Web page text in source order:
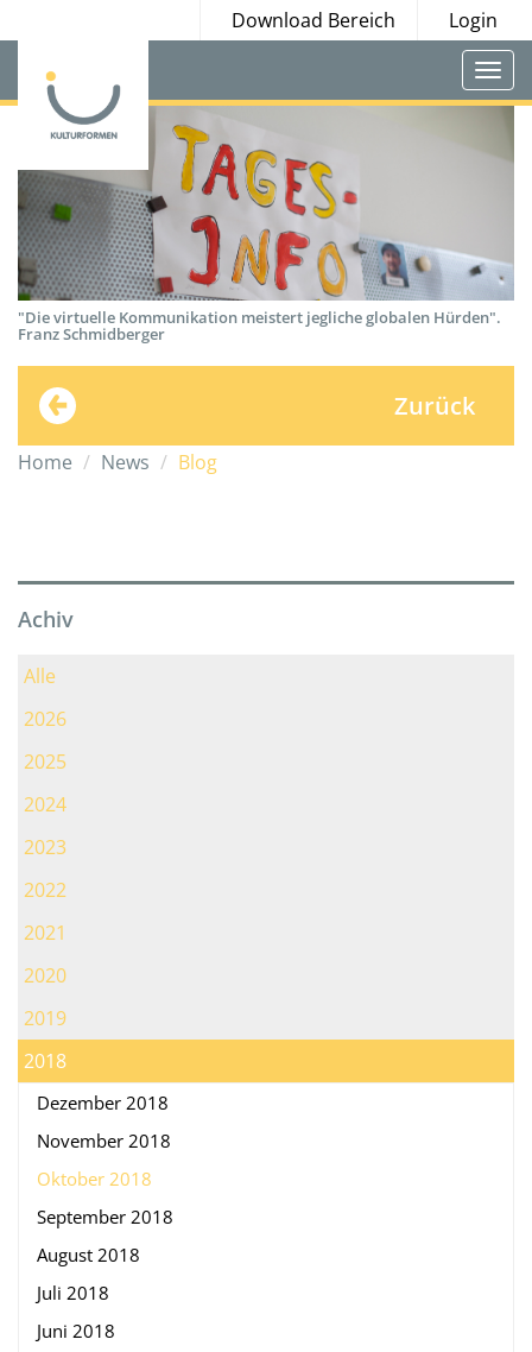
Download Bereich Login
"Die virtuelle Kommunikation meistert jegliche globalen Hürden".
Franz Schmidberger
Zurück
Home News Blog
Achiv
Alle
2026
2025
2024
2023
2022
2021
2020
2019
2018
Dezember 2018
November 2018
Oktober 2018
September 2018
August 2018
Juli 2018
Juni 2018